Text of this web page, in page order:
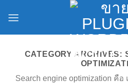
CATEGORY ARCHIVES:
Search engine optimization คื